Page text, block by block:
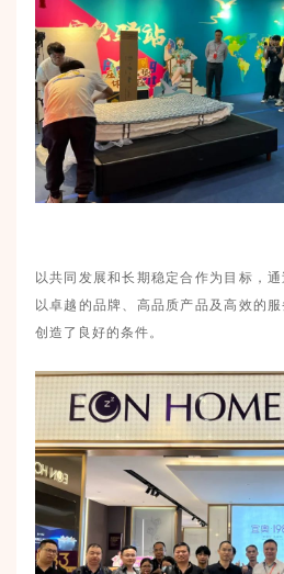
以共同发展和长期稳定合作为目标，
以卓越的品牌、高品质产品及高效的
创造了良好的条件。